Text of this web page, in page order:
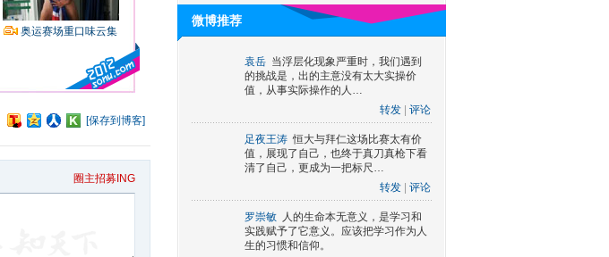
奥运赛场重口味云集
[保存到博客]
圈主招募ING
微博推荐
袁岳 当浮层化现象严重时，我们遇到
的挑战是，出的主意没有太大实操价
值，从事实际操作的人…
转发
评论
足夜王涛 恒大与拜仁这场比赛太有价
值，展现了自己，也终于真刀真枪下看
清了自己，更成为一把标尺…
转发
评论
罗崇敏 人的生命本无意义，是学习和
实践赋予了它意义。应该把学习作为人
生的习惯和信仰。